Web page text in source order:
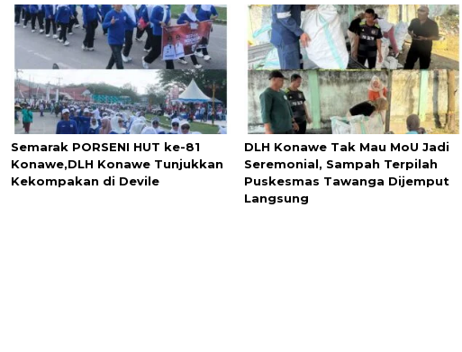
Semarak PORSENI HUT ke-81
Konawe,DLH Konawe Tunjukkan
Kekompakan di Devile
DLH Konawe Tak Mau MoU Jadi
Seremonial, Sampah Terpilah
Puskesmas Tawanga Dijemput
Langsung